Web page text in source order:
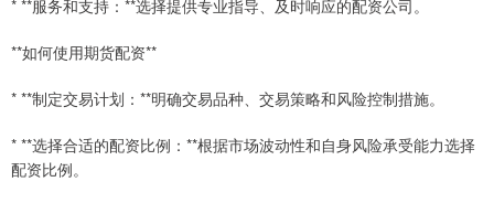
* **服务和支持：**选择提供专业指导、及时响应的配资公司。
**如何使用期货配资**
* **制定交易计划：**明确交易品种、交易策略和风险控制措施。
* **选择合适的配资比例：**根据市场波动性和自身风险承受能力选择
配资比例。